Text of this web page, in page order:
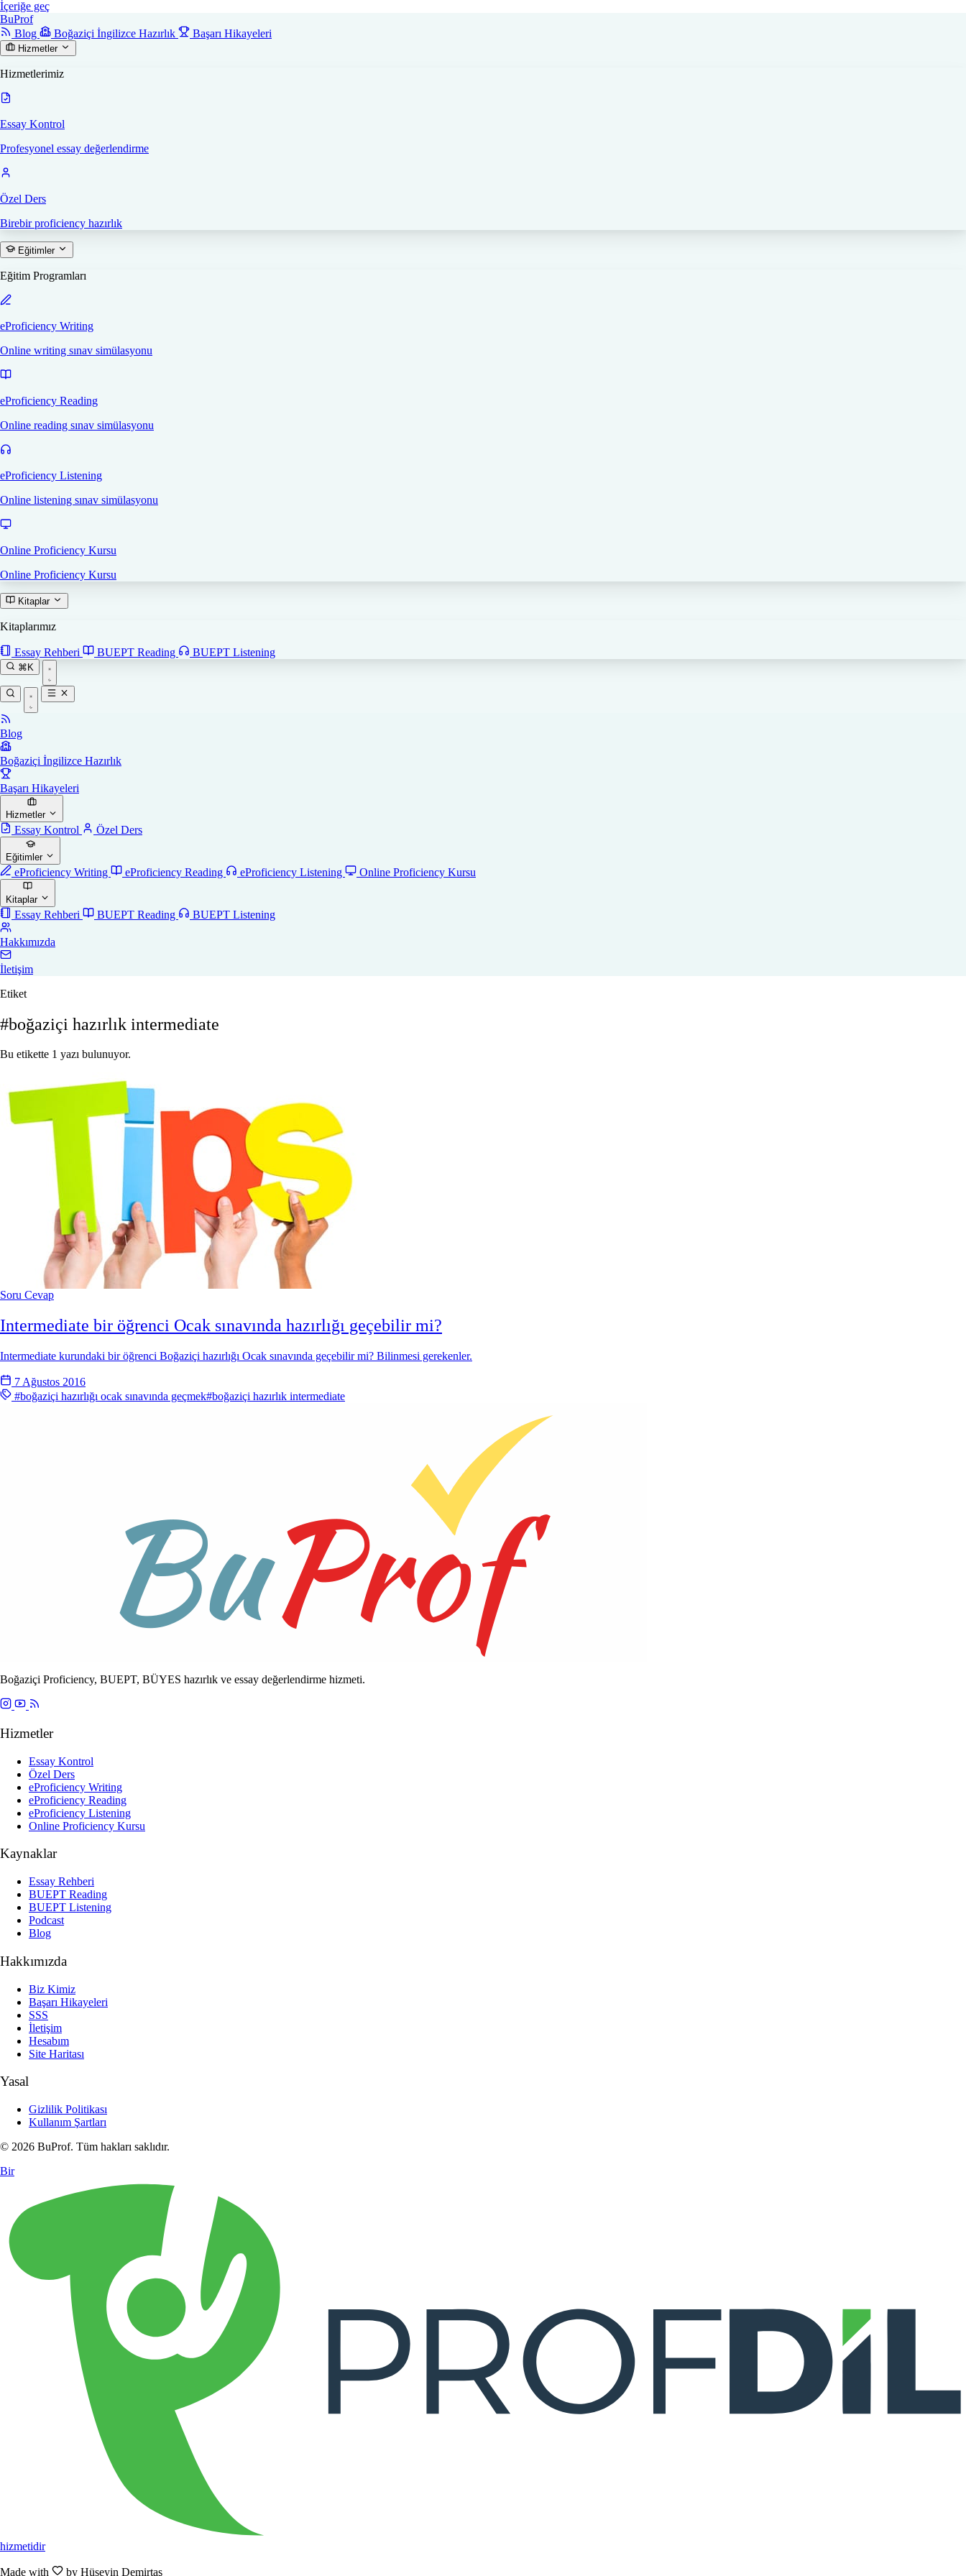
İçeriğe geç
BuProf
Blog
Boğaziçi İngilizce Hazırlık Başarı Hikayeleri
Hizmetler
Hizmetlerimiz
Essay Kontrol
Profesyonel essay değerlendirme
Özel Ders
Birebir proficiency hazırlık
Eğitimler
Eğitim Programları
eProficiency Writing
Online writing sınav simülasyonu
eProficiency Reading
Online reading sınav simülasyonu
eProficiency Listening
Online listening sınav simülasyonu
Online Proficiency Kursu
Online Proficiency Kursu
Kitaplar
Kitaplarımız
Essay Rehberi BUEPT Reading BUEPT Listening
⌘K
Blog
Boğaziçi İngilizce Hazırlık
Başarı Hikayeleri
Hizmetler
Essay Kontrol Özel Ders
Eğitimler
eProficiency Writing eProficiency Reading eProficiency Listening Online Proficiency Kursu
Kitaplar
Essay Rehberi BUEPT Reading BUEPT Listening
Hakkımızda
İletişim
Etiket
#boğaziçi hazırlık intermediate
Bu etikette 1 yazı bulunuyor.
Soru Cevap
Intermediate bir öğrenci Ocak sınavında hazırlığı geçebilir mi?
Intermediate kurundaki bir öğrenci Boğaziçi hazırlığı Ocak sınavında geçebilir mi? Bilinmesi gerekenler.
7 Ağustos 2016
#boğaziçi hazırlığı ocak sınavında geçmek#boğaziçi hazırlık intermediate
Boğaziçi Proficiency, BUEPT, BÜYES hazırlık ve essay değerlendirme hizmeti.
Hizmetler
Essay Kontrol
Özel Ders
eProficiency Writing
eProficiency Reading
eProficiency Listening
Online Proficiency Kursu
Kaynaklar
Essay Rehberi
BUEPT Reading
BUEPT Listening
Podcast
Blog
Hakkımızda
Biz Kimiz
Başarı Hikayeleri
SSS
İletişim
Hesabım
Site Haritası
Yasal
Gizlilik Politikası
Kullanım Şartları
© 2026 BuProf. Tüm hakları saklıdır.
Bir
hizmetidir
Made with by Hüseyin Demirtaş